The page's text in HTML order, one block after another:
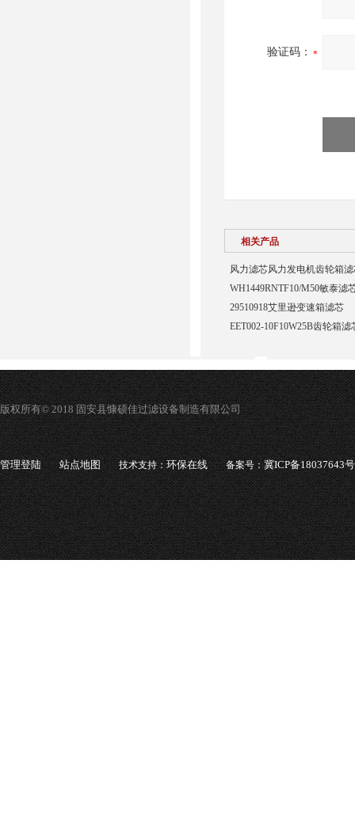
验证码：
相关产品
风力滤芯风力发电机齿轮箱
WH1449RNTF10/M50敏泰滤
29510918艾里逊变速箱滤芯
EET002-10F10W25B齿轮箱滤
版权所有© 2018 固安县慷硕佳过滤设备制造有限公司
管理登陆 站点地图 技术支持：环保在线 备案号：冀ICP备18037643